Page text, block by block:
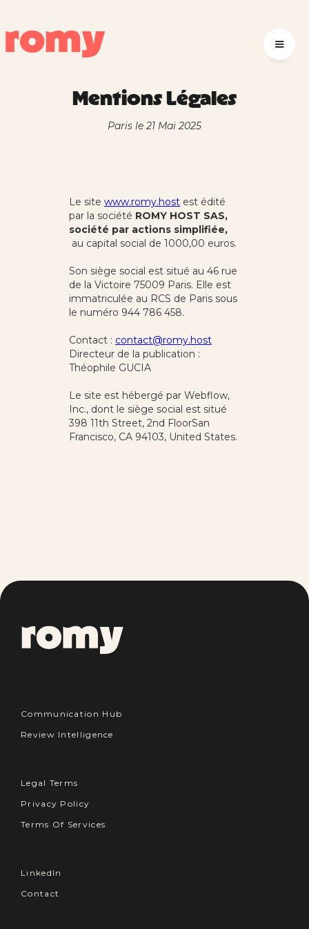
Mentions Légales
Paris le 21 Mai 2025
Le site www.romy.host est édité
par la société ROMY HOST SAS,
société par actions simplifiée,
au capital social de 1000,00 euros.
Son siège social est situé au 46 rue
de la Victoire 75009 Paris. Elle est
immatriculée au RCS de Paris sous
le numéro 944 786 458.
Contact : contact@romy.host
Directeur de la publication :
Théophile GUCIA
Le site est hébergé par Webflow,
Inc., dont le siège social est situé
398 11th Street, 2nd FloorSan
Francisco, CA 94103, United States.
Communication Hub
Review Intelligence
Legal Terms
Privacy Policy
Terms Of Services
LinkedIn
Contact